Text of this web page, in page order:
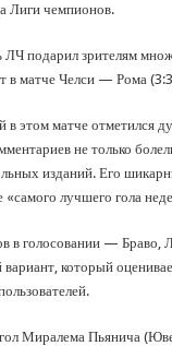
Лиги чемпионов.
ЛЧ подарил зрителям
в матче Челси — Рома
этом матче отметился
не только
изданий. Его
«самого лучшего гола
в голосовании — Браво,
который
Миралема Пьянича